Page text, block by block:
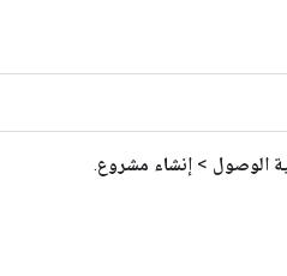
الوصول > إنشاء مشروع.